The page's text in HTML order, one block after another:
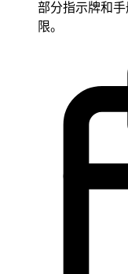
部分指示牌和
限。